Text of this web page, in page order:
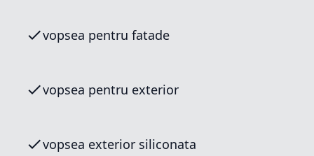
vopsea pentru fatade
vopsea pentru exterior
vopsea exterior siliconata